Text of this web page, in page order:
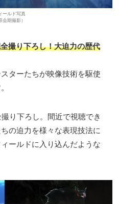
ールド写真
会期撮影）
撮り下ろし！大迫力の歴代
ターたちが映像技術を駆使
り下ろし。間近で視聴でき
の迫力を様々な表現技法に
ールドに入り込んだような